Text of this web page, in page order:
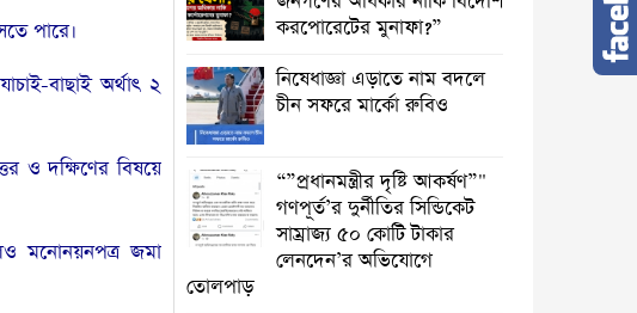
পারে।
বাছাই অর্থাৎ ২
ও দক্ষিণের বিষয়ে
মনোনয়নপত্র জমা
করপোরেটের মুনাফা?”
নিষেধাজ্ঞা এড়াতে নাম বদলে
চীন সফরে মার্কো রুবিও
“”প্রধানমন্ত্রীর দৃষ্টি আকর্ষণ”"
গণপূর্ত’র দুর্নীতির সিন্ডিকেট
সাম্রাজ্য ৫০ কোটি টাকার
লেনদেন’র অভিযোগে
তোলপাড়